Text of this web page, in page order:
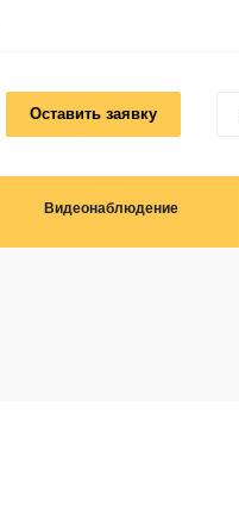
Оставить заявку
Видеонаблюдение